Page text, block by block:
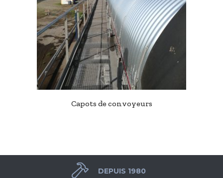
Capots de convoyeurs
DEPUIS 1980